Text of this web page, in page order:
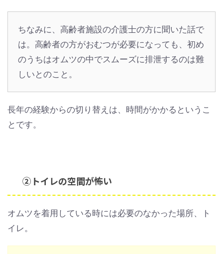
ちなみに、高齢者施設の介護士の方に聞いた話で
は。高齢者の方がおむつが必要になっても、初め
のうちはオムツの中でスムーズに排泄するのは難
しいとのこと。
長年の経験からの切り替えは、時間がかかるというこ
とです。
②トイレの空間が怖い
オムツを着用している時には必要のなかった場所、ト
イレ。